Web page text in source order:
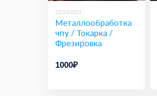
21/12/2021
Металлообработка
чпу / Токарка /
Фрезировка
1000₽